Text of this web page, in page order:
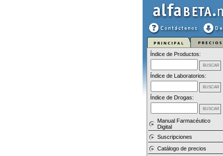
Índice de Productos:
Índice de Laboratorios:
Índice de Drogas:
Manual Farmacéutico
Digital
Suscripciones
Catálogo de precios